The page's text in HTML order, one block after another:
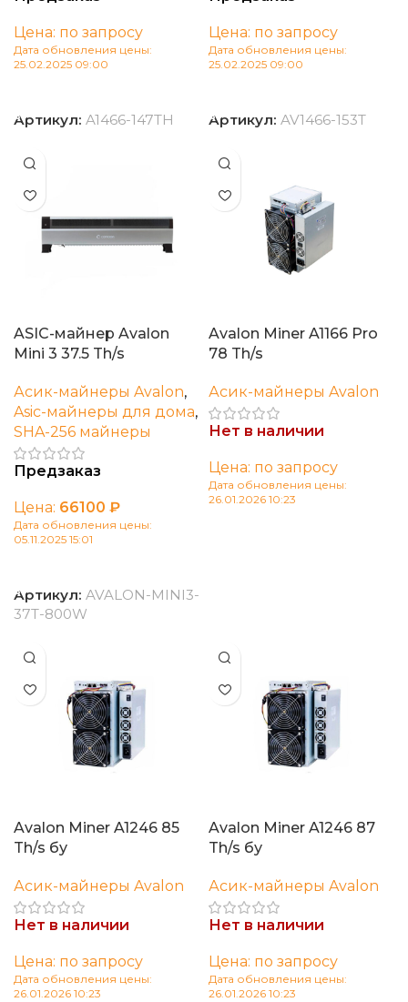
Цена: по запросу
Дата обновления цены:
25.02.2025 09:00
Артикул: A1466-147TH
Цена: по запросу
Дата обновления цены:
25.02.2025 09:00
Артикул: AV1466-153T
ASIC-майнер Avalon
Mini 3 37.5 Th/s
Асик-майнеры Avalon,
Asic-майнеры для дома,
SHA-256 майнеры
Предзаказ
Цена: 66100 ₽
Дата обновления цены:
05.11.2025 15:01
Артикул: AVALON-MINI3-
37T-800W
Avalon Miner A1166 Pro
78 Th/s
Асик-майнеры Avalon
Нет в наличии
Цена: по запросу
Дата обновления цены:
26.01.2026 10:23
Avalon Miner A1246 85
Th/s бу
Асик-майнеры Avalon
Нет в наличии
Цена: по запросу
Дата обновления цены:
26.01.2026 10:23
Avalon Miner A1246 87
Th/s бу
Асик-майнеры Avalon
Нет в наличии
Цена: по запросу
Дата обновления цены:
26.01.2026 10:23